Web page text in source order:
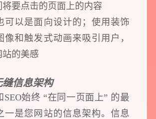
将要点击的页面上的内容
可以是面向设计的；使用装饰
像和触发式动画来吸引用户，
站的美感
缝信息架构
SEO始终 “在同一页面上” 的最
一是您网站的信息架构。信息